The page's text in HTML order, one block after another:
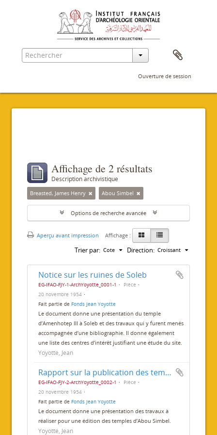
Ouverture de session
Affichage de 2 résultats
Description archivistique
Breasted, James Henry Abou Simbel
Options de recherche avancée
Aperçu avant impression Affichage :
Trier par: Cote Direction: Croissant
Notice sur les ruines de Soleb
EG-IFAO-FJY-1-ArchYoyotte_0001-1
Pièce
20 novembre 1954
Fait partie de Fonds Jean Yoyotte
Le document donne une présentation du temple
d’Amenhotep III à Soleb et des travaux qui y furent menés
accompagnée d’une bibliographie. Il donne également
une liste des centres d’intérêt justifiant une étude du site.
Yoyotte, Jean
Rapport sur la publication des temples d’Abou Simbel
EG-IFAO-FJY-2-ArchYoyotte_0002-1
Pièce
20 novembre 1954
Fait partie de Fonds Jean Yoyotte
Le document donne une présentation des travaux à
réaliser pour une édition des temples d’Abou Simbel.
Yoyotte, Jean